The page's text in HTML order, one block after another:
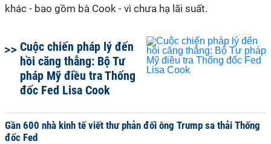
khác - bao gồm bà Cook - vì chưa hạ lãi suất.
Cuộc chiến pháp lý đến
hồi căng thẳng: Bộ Tư
pháp Mỹ điều tra Thống
đốc Fed Lisa Cook
Gần 600 nhà kinh tế viết thư phản đối ông Trump sa thải Thống
đốc Fed